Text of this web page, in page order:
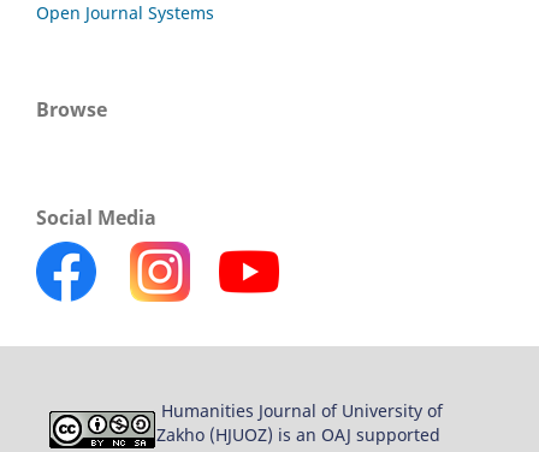
Open Journal Systems
Browse
Social Media
Humanities Journal of University of
Zakho (HJUOZ) is an OAJ supported